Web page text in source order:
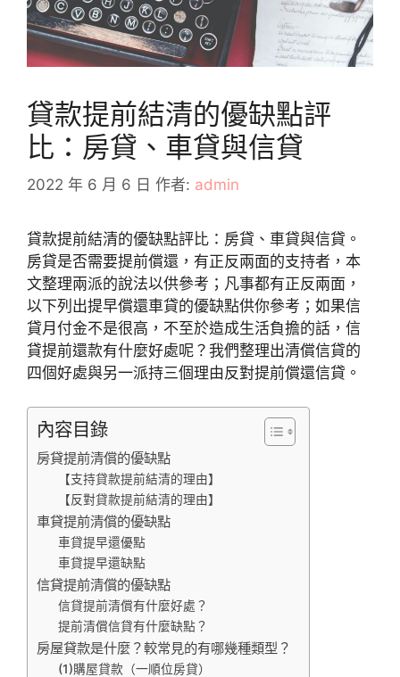
貸款提前結清的優缺點評
比：房貸、車貸與信貸
2022 年 6 月 6 日 作者: admin
貸款提前結清的優缺點評比：房貸、車貸與信貸。
房貸是否需要提前償還，有正反兩面的支持者，本
文整理兩派的說法以供參考；凡事都有正反兩面，
以下列出提早償還車貸的優缺點供你參考；如果信
貸月付金不是很高，不至於造成生活負擔的話，信
貸提前還款有什麼好處呢？我們整理出清償信貸的
四個好處與另一派持三個理由反對提前償還信貸。
內容目錄
房貸提前清償的優缺點
【支持貸款提前結清的理由】
【反對貸款提前結清的理由】
車貸提前清償的優缺點
車貸提早還優點
車貸提早還缺點
信貸提前清償的優缺點
信貸提前清償有什麼好處？
提前清償信貸有什麼缺點？
房屋貸款是什麼？較常見的有哪幾種類型？
(1)購屋貸款（一順位房貸）